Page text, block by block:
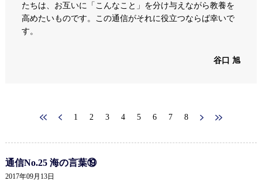
たちは、お互いに「こんなこと」を分け与えながら教養を
高めたいものです。この通信がそれに役立つならば幸いで
す。
谷口 旭
1 2 3 4 5 6 7 8
通信No.25 海の言葉⑲
2017年09月13日